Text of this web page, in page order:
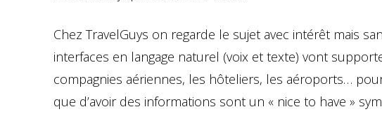
Chez TravelGuys on regarde le sujet avec intérêt mais
interfaces en langage naturel (voix et texte) vont
compagnies aériennes, les hôteliers, les aéroports…
que d’avoir des informations sont un « nice to have »